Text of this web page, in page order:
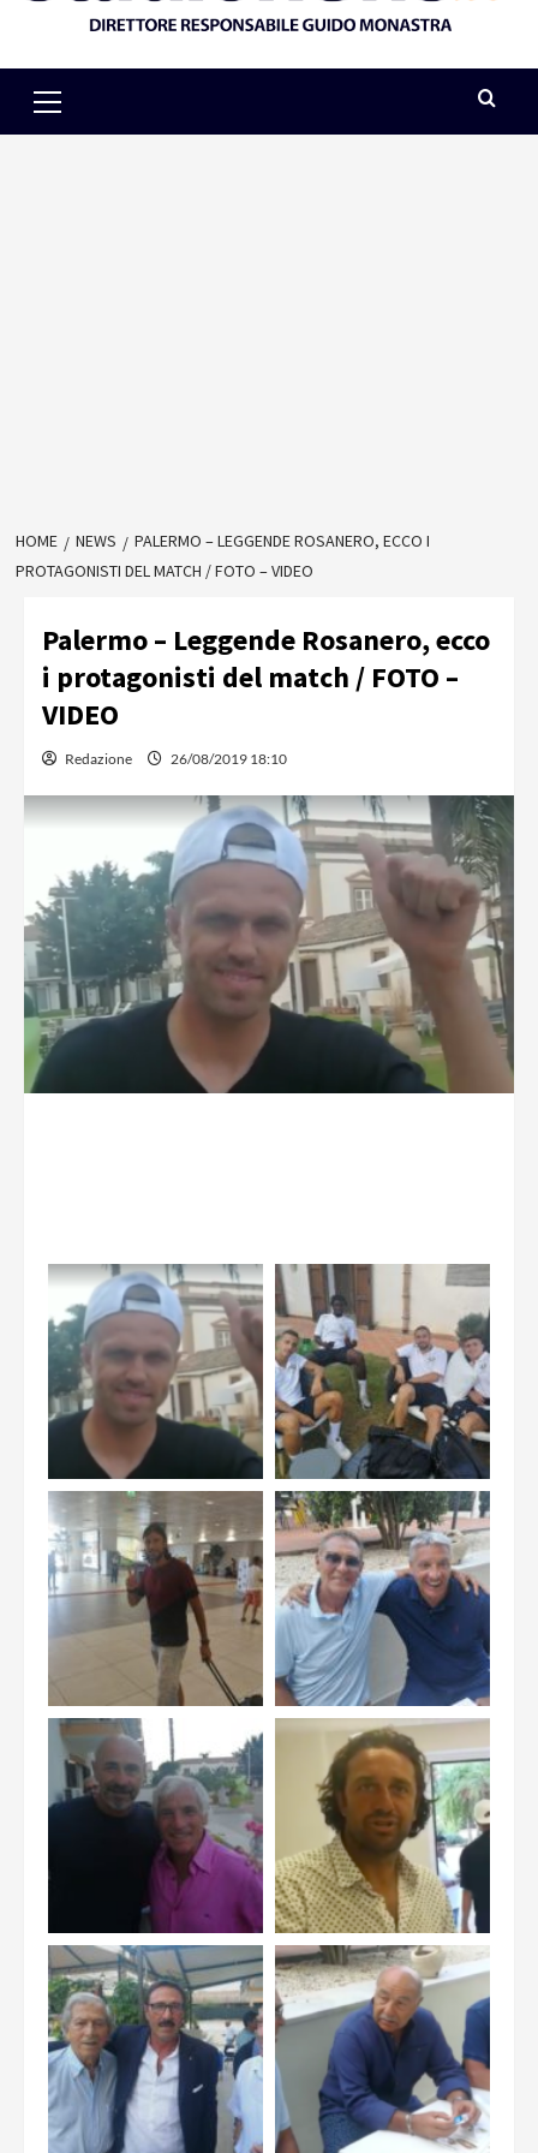
Menu
HOME NEWS
PALERMO – LEGGENDE ROSANERO, ECCO I
PROTAGONISTI DEL MATCH / FOTO – VIDEO
Palermo – Leggende Rosanero, ecco
i protagonisti del match / FOTO –
VIDEO
Redazione 26/08/2019 18:10